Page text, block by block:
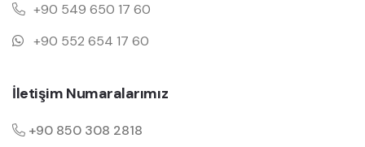
+90 549 650 17 60
+90 552 654 17 60
İletişim Numaralarımız
+90 850 308 2818